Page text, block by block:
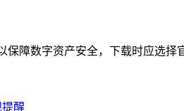
障数字资产安全，下载时应选